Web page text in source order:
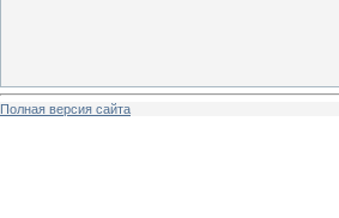
Полная версия сайта